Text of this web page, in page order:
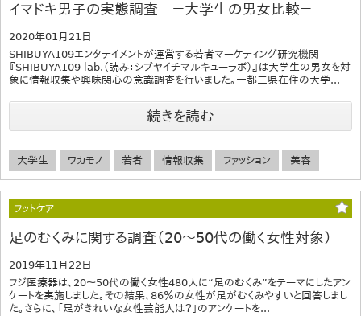
イマドキ男子の実態調査 －大学生の男女比較－
2020年01月21日
SHIBUYA109エンタテイメントが運営する若者マーケティング研究機関
『SHIBUYA109 lab.（読み：シブヤイチマルキューラボ）』は大学生の男女を対
象に情報収集や興味関心の意識調査を行いました。一都三県在住の大学...
続きを読む
大学生 ワカモノ 若者 情報収集 ファッション 美容
フットケア
足のむくみに関する調査（20～50代の働く女性対象）
2019年11月22日
フジ医療器は、20～50代の働く女性480人に“足のむくみ”をテーマにしたアン
ケートを実施しました。その結果、86％の女性が足がむくみやすいと回答しまし
た。さらに、「足がきれいな女性芸能人は？」のアンケートを...